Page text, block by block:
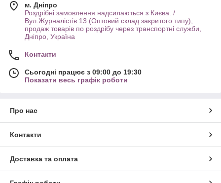
м. Дніпро
Роздрібні замовлення надсилаються з Києва. /
Вул.Журналістів 13 (Оптовий склад закритого типу),
продаж товарів по роздрібу через транспортні служби,
Дніпро, Україна
Контакти
Сьогодні працює з 09:00 до 19:30
Показати весь графік роботи
Про нас
Контакти
Доставка та оплата